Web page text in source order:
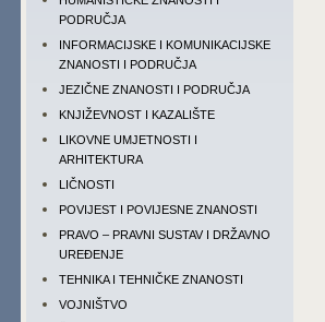
PODRUČJA
INFORMACIJSKE I KOMUNIKACIJSKE
ZNANOSTI I PODRUČJA
JEZIČNE ZNANOSTI I PODRUČJA
KNJIŽEVNOST I KAZALIŠTE
LIKOVNE UMJETNOSTI I
ARHITEKTURA
LIČNOSTI
POVIJEST I POVIJESNE ZNANOSTI
PRAVO – PRAVNI SUSTAV I DRŽAVNO
UREĐENJE
TEHNIKA I TEHNIČKE ZNANOSTI
VOJNIŠTVO